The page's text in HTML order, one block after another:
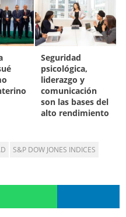
Seguridad
psicológica,
liderazgo y
comunicación
son las bases del
alto rendimiento
S&P DOW JONES INDICES